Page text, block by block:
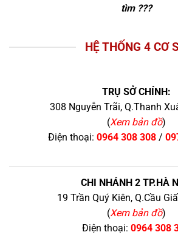
tìm ???
HỆ THỐNG 4 CƠ
TRỤ SỞ CHÍNH:
308 Nguyễn Trãi, Q.Thanh
(Xem bản đồ)
Điện thoại: 0964 308 308/
CHI NHÁNH 2 TP.HÀ
19 Trần Quý Kiên, Q.Cầu
(Xem bản đồ)
Điện thoại: 0964 308